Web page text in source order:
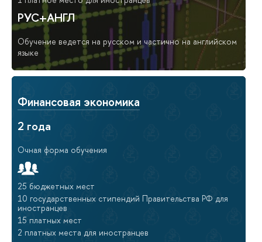
РУС+АНГЛ
Обучение ведется на русском и частично на английском
языке
Финансовая экономика
2 года
Очная форма обучения
25 бюджетных мест
10 государственных стипендий Правительства РФ для
иностранцев
15 платных мест
2 платных места для иностранцев